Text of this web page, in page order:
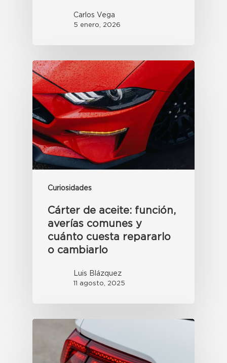
Carlos Vega
5 enero, 2026
Curiosidades
Cárter de aceite: función,
averías comunes y
cuánto cuesta repararlo
o cambiarlo
Luis Blázquez
11 agosto, 2025